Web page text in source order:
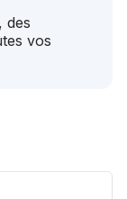
des
vos